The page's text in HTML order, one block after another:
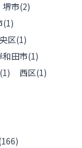
堺市(2)
(1)
区(1)
和田市(1)
(1) 西区(1)
166)